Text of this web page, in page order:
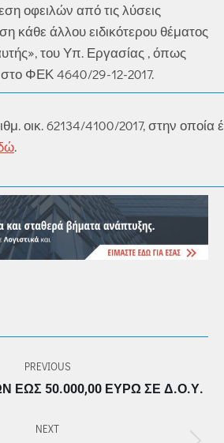
οφειλών από τις λύσεις
κάθε άλλου ειδικότερου θέματος
του Υπ. Εργασίας , όπως
ΦΕΚ 4640/29-12-2017.
οικ. 62134/4100/2017, στην
.
PREVIOUS
Previous
ΈΩΣ 50.000,00 ΕΥΡΏ ΣΕ Δ.Ο.Υ.
NEXT